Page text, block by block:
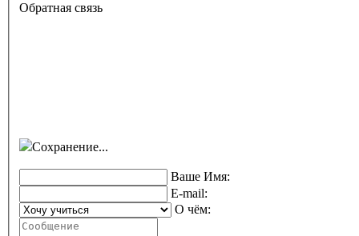
Обратная связь
Сохранение...
Ваше Имя:
E-mail:
О чём: